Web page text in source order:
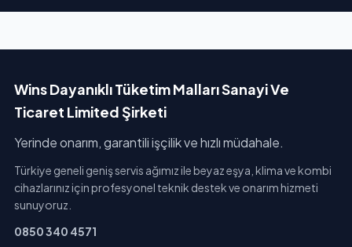
Wins Dayanıklı Tüketim Malları Sanayi Ve
Ticaret Limited Şirketi
Yerinde onarım, garantili işçilik ve hızlı müdahale.
Türkiye geneli geniş servis ağımız ile beyaz eşya, klima ve kombi
cihazlarınız için profesyonel teknik destek ve onarım hizmeti
sunuyoruz.
0850 340 4571